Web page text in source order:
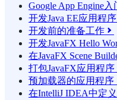
Google App Engine入
开发Java EE应用程序
开发前的准备工作 
开发JavaFX Hello
在JavaFX Scene
打包JavaFX应用程序
预加载器的应用程
在IntelliJ IDEA中定